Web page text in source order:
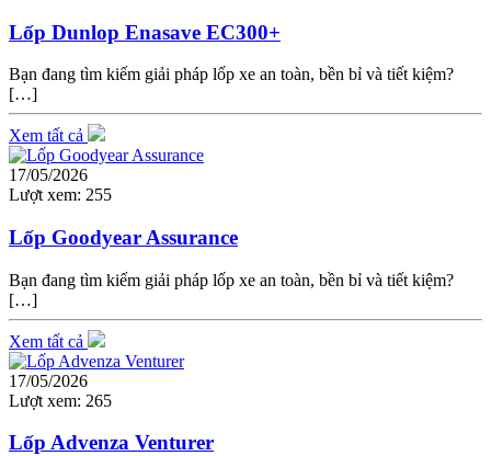
Lốp Dunlop Enasave EC300+
Bạn đang tìm kiếm giải pháp lốp xe an toàn, bền bỉ và tiết kiệm?
[…]
Xem tất cả
17/05/2026
Lượt xem: 255
Lốp Goodyear Assurance
Bạn đang tìm kiếm giải pháp lốp xe an toàn, bền bỉ và tiết kiệm?
[…]
Xem tất cả
17/05/2026
Lượt xem: 265
Lốp Advenza Venturer